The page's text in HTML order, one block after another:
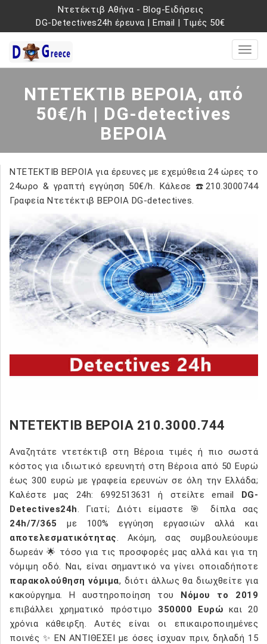
Ντετέκτιβ Αθήνα - Blog-Ειδήσεις
DG-Detectives24h έρευνα |Email | Τιμές 50€
ΝΤΕΤΕΚΤΙΒ ΒΕΡΟΙΑ, από
50€/h | DG-detectives
ΒΕΡΟΙΑ
ΝΤΕΤΕΚΤΙΒ ΒΕΡΟΙΑ για έρευνες με εχεμύθεια 24 ώρες το
24ωρο & γραπτή εγγύηση 50€/h. Κάλεσε ☎️210.3000744
Γραφεία Ντετέκτιβ ΒΕΡΟΙΑ DG-detectives.
ΝΤΕΤΕΚΤΙΒ ΒΕΡΟΙΑ 210.3000.744
Αναζητάτε ντετέκτιβ στη Βέροια τιμές ή πιο σωστά
κόστος για ιδιωτικό ερευνητή στη Βέροια από 50 Ευρώ
έως 300 ευρώ με γραφεία ερευνών σε όλη την Ελλάδα;
Καλέστε μας 24h: 6992513631 ή στείλτε email DG-
Detectives24h. Γιατί; Διότι είμαστε 🎯 δίπλα σας
24h/7/365 με 100% εγγύηση εργασιών αλλά και
αποτελεσματικότητας. Ακόμη, σας συμβουλεύουμε
δωρεάν 🌟 τόσο για τις προσφορές μας αλλά και για τη
νόμιμη οδό. Ναι, είναι σημαντικό να γίνει οποιαδήποτε
παρακολούθηση νόμιμα, διότι άλλως θα διωχθείτε για
κακούργημα. Η αυστηροποίηση του Νόμου το 2019
επιβάλλει χρηματικό πρόστιμο 350000 Ευρώ και 20
χρόνια κάθειρξη. Αυτές είναι οι επικαιροποιημένες
ποινές ✨ ΕΝ ΑΝΤΙΘΕΣΕΙ με όσες ίσχυαν πριν, δηλαδή 15